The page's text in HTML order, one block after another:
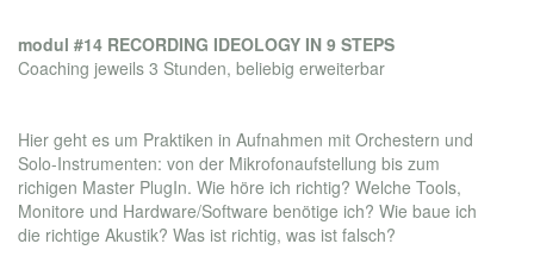
modul #14 RECORDING IDEOLOGY IN 9 STEPS
Coaching jeweils 3 Stunden, beliebig erweiterbar
Hier geht es um Praktiken in Aufnahmen mit Orchestern und
Solo-Instrumenten: von der Mikrofonaufstellung bis zum
richigen Master PlugIn. Wie höre ich richtig? Welche Tools,
Monitore und Hardware/Software benötige ich? Wie baue ich
die richtige Akustik? Was ist richtig, was ist falsch?